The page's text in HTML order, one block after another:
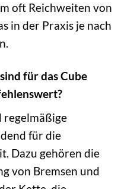
oft Reichweiten von
in der Praxis je nach
für das Cube
regelmäßige
für die
Dazu gehören die
von Bremsen und